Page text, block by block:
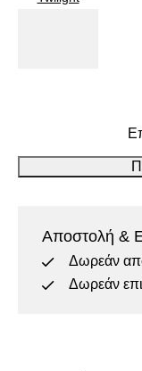
44
46
Βοηθός
Κάντε κλικ στο
Αποστολή &
Δωρεάν
Δωρεάν